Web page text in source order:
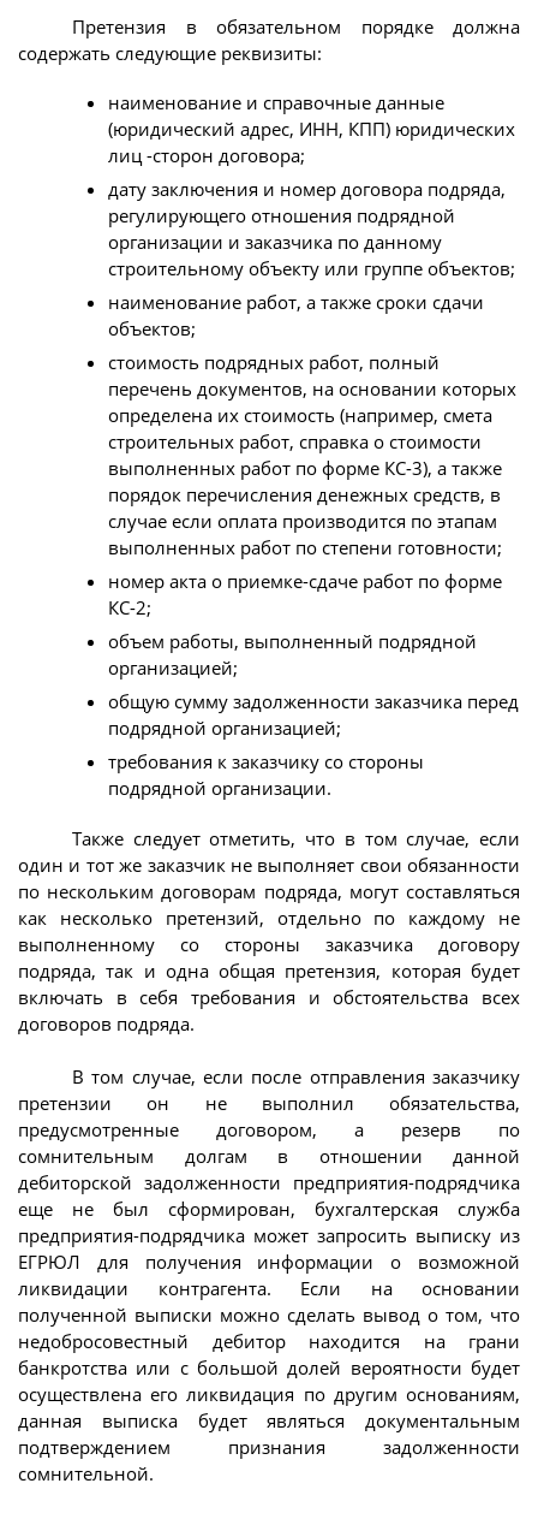
Претензия в обязательном порядке должна
содержать следующие реквизиты:
наименование и справочные данные
(юридический адрес, ИНН, КПП) юридических
лиц -сторон договора;
дату заключения и номер договора подряда,
регулирующего отношения подрядной
организации и заказчика по данному
строительному объекту или группе объектов;
наименование работ, а также сроки сдачи
объектов;
стоимость подрядных работ, полный
перечень документов, на основании которых
определена их стоимость (например, смета
строительных работ, справка о стоимости
выполненных работ по форме КС-3), а также
порядок перечисления денежных средств, в
случае если оплата производится по этапам
выполненных работ по степени готовности;
номер акта о приемке-сдаче работ по форме
КС-2;
объем работы, выполненный подрядной
организацией;
общую сумму задолженности заказчика перед
подрядной организацией;
требования к заказчику со стороны
подрядной организации.
Также следует отметить, что в том случае, если
один и тот же заказчик не выполняет свои обязанности
по нескольким договорам подряда, могут составляться
как несколько претензий, отдельно по каждому не
выполненному со стороны заказчика договору
подряда, так и одна общая претензия, которая будет
включать в себя требования и обстоятельства всех
договоров подряда.
В том случае, если после отправления заказчику
претензии он не выполнил обязательства,
предусмотренные договором, а резерв по
сомнительным долгам в отношении данной
дебиторской задолженности предприятия-подрядчика
еще не был сформирован, бухгалтерская служба
предприятия-подрядчика может запросить выписку из
ЕГРЮЛ для получения информации о возможной
ликвидации контрагента. Если на основании
полученной выписки можно сделать вывод о том, что
недобросовестный дебитор находится на грани
банкротства или с большой долей вероятности будет
осуществлена его ликвидация по другим основаниям,
данная выписка будет являться документальным
подтверждением признания задолженности
сомнительной.